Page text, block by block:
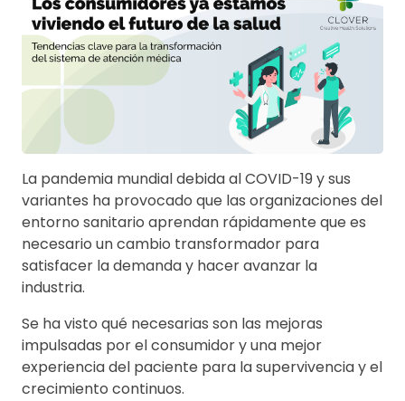
La pandemia mundial debida al COVID-19 y sus
variantes ha provocado que las organizaciones del
entorno sanitario aprendan rápidamente que es
necesario un cambio transformador para
satisfacer la demanda y hacer avanzar la
industria.
Se ha visto qué necesarias son las mejoras
impulsadas por el consumidor y una mejor
experiencia del paciente para la supervivencia y el
crecimiento continuos.